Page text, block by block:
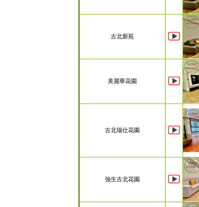
古北新苑
美麗華花園
古北瑞仕花園
強生古北花園